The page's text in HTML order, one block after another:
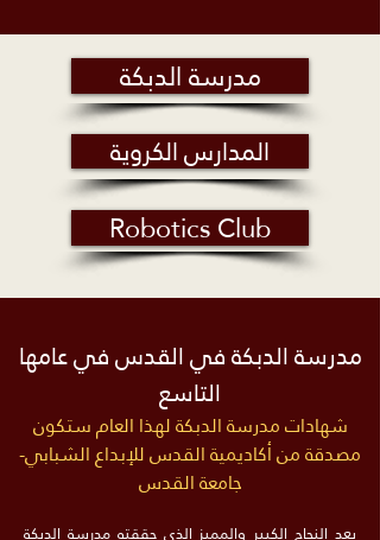
مدرسة الدبكة
المدارس الكروية
Robotics Club
مدرسة الدبكة في القدس في عامها
التاسع
شهادات مدرسة الدبكة لهذا العام ستكون
مصدقة من أكاديمية القدس للإبداع الشبابي-
جامعة القدس
بعد النجاح الكبير والمميز الذي حققته مدرسة الدبكة